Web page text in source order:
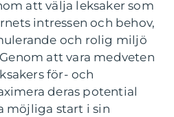
att välja leksaker som
intressen och behov,
och rolig miljö
att vara medveten
för- och
deras potential
möjliga start i sin